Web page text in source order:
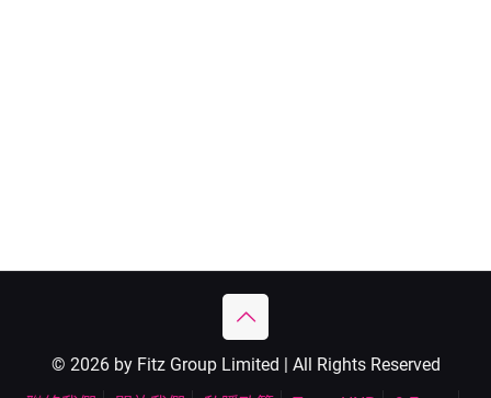
© 2026 by Fitz Group Limited | All Rights Reserved